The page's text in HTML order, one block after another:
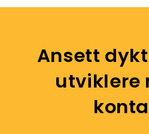
Ansett
utviklere